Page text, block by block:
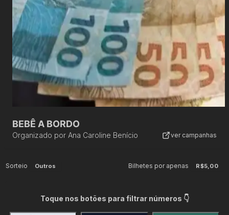
BEBÊ A BORDO
Organizado por Ana Caroline Benício ver campanhas
Sorteio Outros Bilhetes por apenas R$5,00
Toque nos botões para filtrar números 👇